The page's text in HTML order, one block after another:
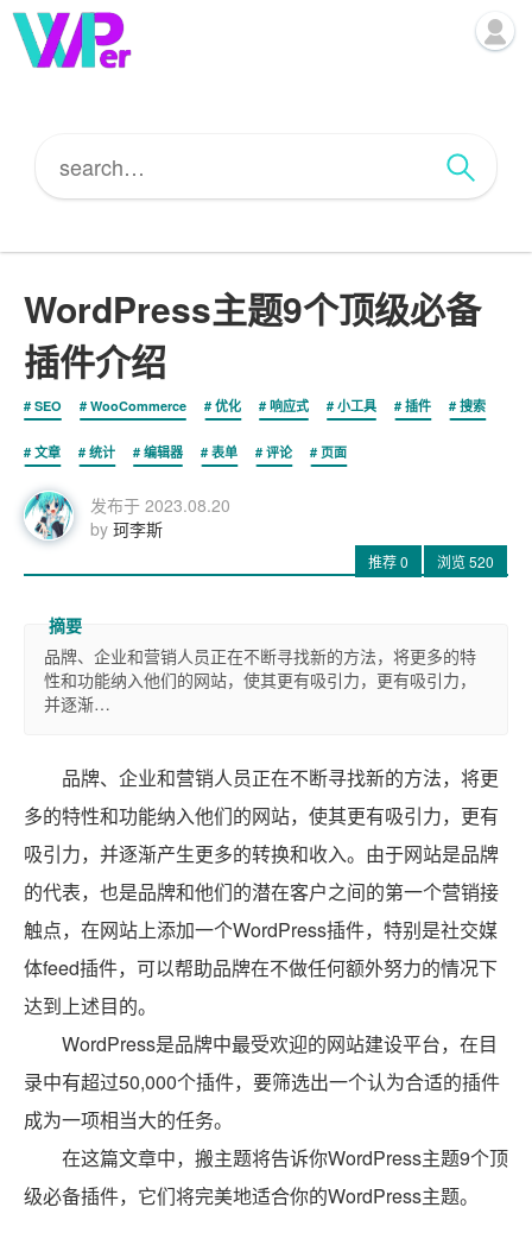
WordPress主题9个顶级必备
插件介绍
SEO WooCommerce 优化 响应式 小工具 插件 搜索
文章 统计 编辑器 表单 评论 页面
发布于 2023.08.20
by 珂李斯
推荐0 浏览520
品牌、企业和营销人员正在不断寻找新的方法，将更多的特
性和功能纳入他们的网站，使其更有吸引力，更有吸引力，
并逐渐…
品牌、企业和营销人员正在不断寻找新的方法，将更
多的特性和功能纳入他们的网站，使其更有吸引力，更有
吸引力，并逐渐产生更多的转换和收入。由于网站是品牌
的代表，也是品牌和他们的潜在客户之间的第一个营销接
触点，在网站上添加一个WordPress插件，特别是社交媒
体feed插件，可以帮助品牌在不做任何额外努力的情况下
达到上述目的。
WordPress是品牌中最受欢迎的网站建设平台，在目
录中有超过50,000个插件，要筛选出一个认为合适的插件
成为一项相当大的任务。
在这篇文章中，搬主题将告诉你WordPress主题9个顶
级必备插件，它们将完美地适合你的WordPress主题。